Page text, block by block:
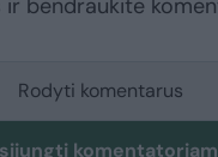
bendraukite
Rodyti komentarus